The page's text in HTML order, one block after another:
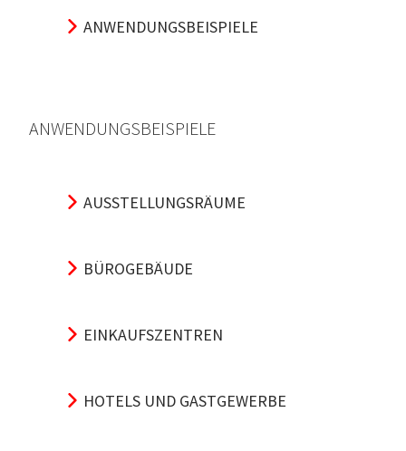
ANWENDUNGSBEISPIELE
ANWENDUNGSBEISPIELE
AUSSTELLUNGSRÄUME
BÜROGEBÄUDE
EINKAUFSZENTREN
HOTELS UND GASTGEWERBE